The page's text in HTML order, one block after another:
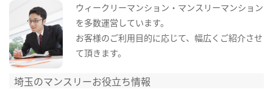
ウィークリーマンション・マンスリーマンション
を多数運営しています。
お客様のご利用目的に応じて、幅広くご紹介させ
て頂きます。
埼玉のマンスリーお役立ち情報